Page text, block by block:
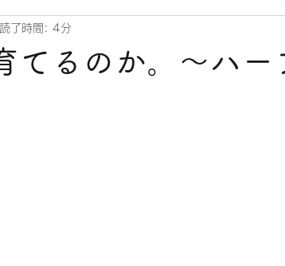
てるのか。〜ハー
読了時間: 4分